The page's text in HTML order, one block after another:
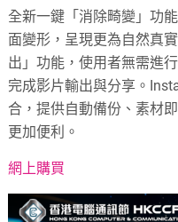
全新一鍵「消除畸變」功
面變形，呈現更為自然真
出」功能，使用者無需進
完成影片輸出與分享。
合，提供自動備份、素材
更加便利。
網上購買